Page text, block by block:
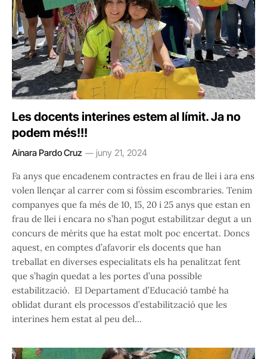
Les docents interines estem al límit. Ja no
podem més!!!
Ainara Pardo Cruz juny 21, 2024
Fa anys que encadenem contractes en frau de llei i ara ens
volen llençar al carrer com si fóssim escombraries. Tenim
companyes que fa més de 10, 15, 20 i 25 anys que estan en
frau de llei i encara no s’han pogut estabilitzar degut a un
concurs de mèrits que ha estat molt poc encertat. Doncs
aquest, en comptes d’afavorir els docents que han
treballat en diverses especialitats els ha penalitzat fent
que s’hagin quedat a les portes d’una possible
estabilització. El Departament d’Educació també ha
oblidat durant els processos d’estabilització que les
interines hem estat al peu del…